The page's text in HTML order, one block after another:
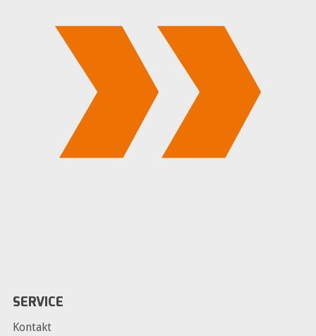
SERVICE
Kontakt